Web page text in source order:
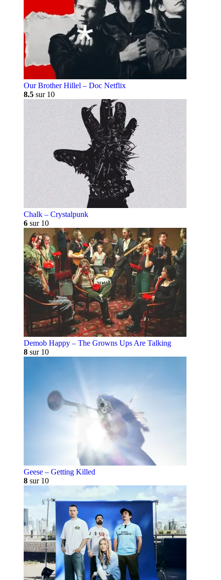
Our Brother Hillel – Doc Netflix
8.5 sur 10
Chalk – Crystalpunk
6 sur 10
Demob Happy – The Growns Ups Are Talking
8 sur 10
Geese – Getting Killed
8 sur 10